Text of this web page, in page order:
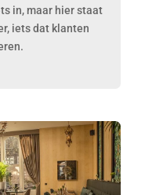
in, maar hier staat
iets dat klanten